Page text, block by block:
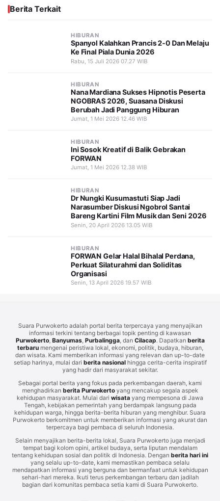
Berita Terkait
HIBURAN
Spanyol Kalahkan Prancis 2-0 Dan Melaju
Ke Final Piala Dunia 2026
Rabu, 15 Juli 2026 07.27 WIB
HIBURAN
Nana Mardiana Sukses Hipnotis Peserta
NGOBRAS 2026, Suasana Diskusi
Berubah Jadi Panggung Hiburan
Jumat, 1 Mei 2026 12.46 WIB
HIBURAN
Ini Sosok Kreatif di Balik Gebrakan
FORWAN
Jumat, 1 Mei 2026 12.38 WIB
HIBURAN
Dr Nungki Kusumastuti Siap Jadi
Narasumber Diskusi Ngobrol Santai
Bareng Kartini Film Musik dan Seni 2026
Senin, 20 April 2026 13.05 WIB
HIBURAN
FORWAN Gelar Halal Bihalal Perdana,
Perkuat Silaturahmi dan Soliditas
Organisasi
Senin, 13 April 2026 19.57 WIB
Suara Purwokerto adalah portal berita terpercaya yang menyajikan
informasi terkini tentang berbagai topik penting di kawasan
Purwokerto, Banyumas, Purbalingga, dan Cilacap. Dapatkan berita
terbarumengenai peristiwa lokal, ekonomi, politik, budaya, hiburan,
dan wisata. Kami memberikan informasi yang relevan dan up-to-date
setiap harinya, mulai dari berita nasionalhingga cerita-cerita inspiratif
yang hadir dari masyarakat sekitar.
Sebagai portal berita yang fokus pada perkembangan daerah, kami
menghadirkan berita Purwokertoyang mencakup segala aspek
kehidupan masyarakat. Mulai dari wisata yang mempesona di Jawa
Tengah, kebijakan pemerintah yang berdampak langsung pada
kehidupan warga, hingga berita-berita hiburan yang menghibur. Suara
Purwokerto berkomitmen untuk memberikan informasi yang akurat dan
terpercaya bagi pembaca di seluruh Indonesia.
Selain menyajikan berita-berita lokal, Suara Purwokerto juga menjadi
tempat bagi kolom opini, artikel budaya, serta liputan mendalam
tentang kehidupan sosial dan politik di Indonesia. Dengan berita hari ini
yang selalu up-to-date, kami memastikan pembaca selalu
mendapatkan informasi yang berguna dan bermanfaat untuk kehidupan
sehari-hari mereka. Ikuti terus perkembangan terbaru dan jadilah
bagian dari komunitas pembaca setia kami di Suara Purwokerto.